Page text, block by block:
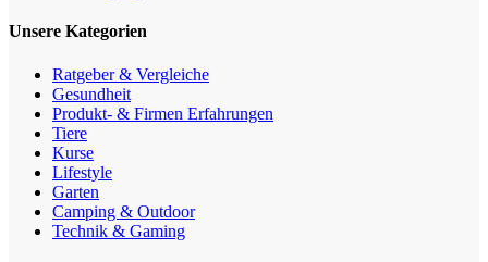
Unsere Kategorien
Ratgeber & Vergleiche
Gesundheit
Produkt- & Firmen Erfahrungen
Tiere
Kurse
Lifestyle
Garten
Camping & Outdoor
Technik & Gaming